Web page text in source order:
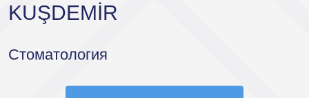
KUŞDEMİR
Стоматология